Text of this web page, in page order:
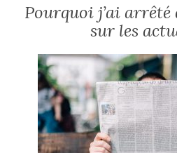
Pourquoi j’ai arrêté
sur les